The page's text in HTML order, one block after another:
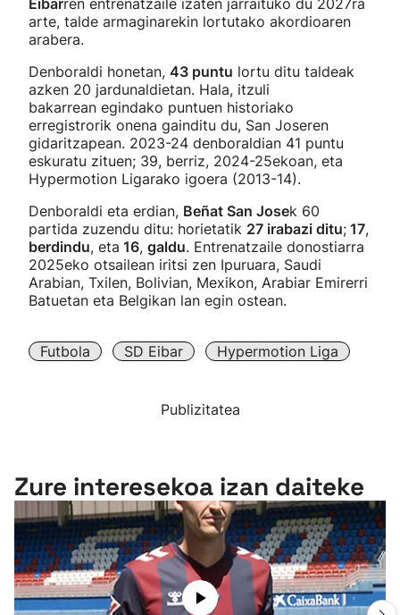
Eibarren entrenatzaile izaten jarraituko du 2027ra
arte, talde armaginarekin lortutako akordioaren
arabera.
Denboraldi honetan, 43 puntu lortu ditu taldeak
azken 20 jardunaldietan. Hala, itzuli
bakarrean egindako puntuen historiako
erregistrorik onena gainditu du, San Joseren
gidaritzapean. 2023-24 denboraldian 41 puntu
eskuratu zituen; 39, berriz, 2024-25ekoan, eta
Hypermotion Ligarako igoera (2013-14).
Denboraldi eta erdian, Beñat San Josek 60
partida zuzendu ditu: horietatik 27 irabazi ditu; 17,
berdindu, eta 16, galdu. Entrenatzaile donostiarra
2025eko otsailean iritsi zen Ipuruara, Saudi
Arabian, Txilen, Bolivian, Mexikon, Arabiar Emirerri
Batuetan eta Belgikan lan egin ostean.
Futbola SD Eibar Hypermotion Liga
Publizitatea
Zure interesekoa izan daiteke